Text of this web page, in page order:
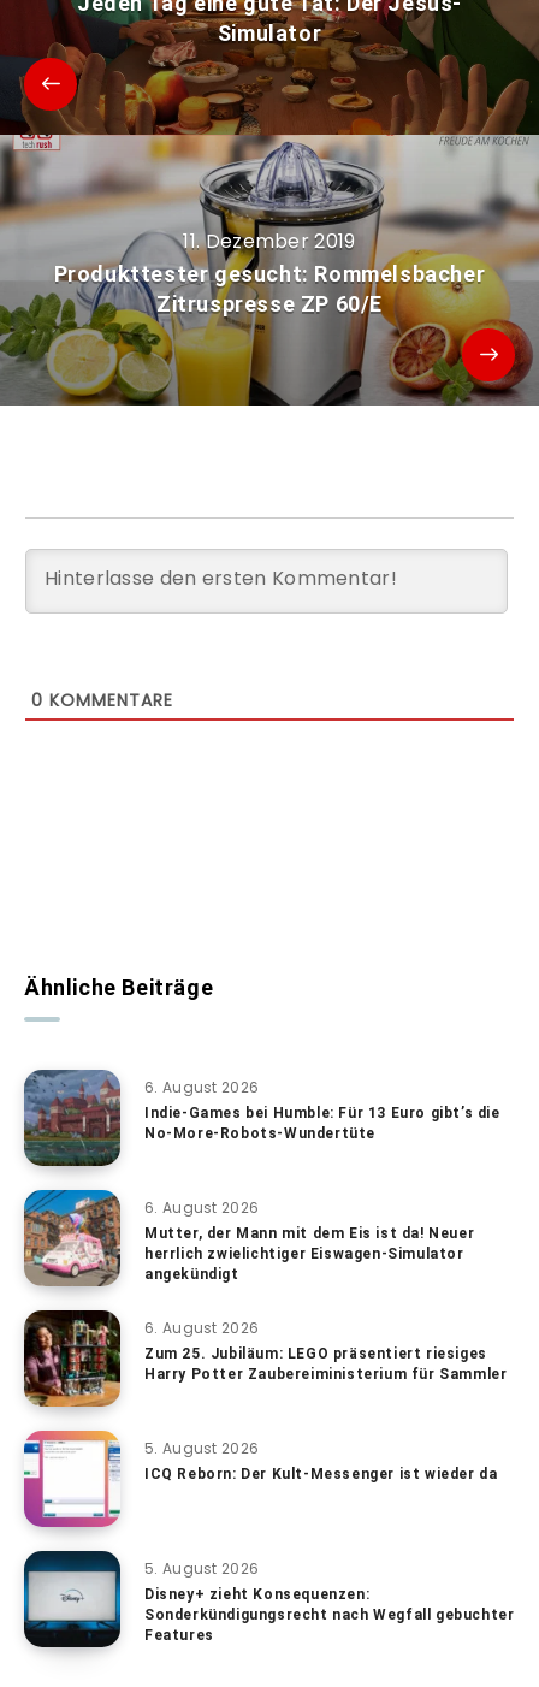
Simulator
11. Dezember 2019
Produkttester gesucht: Rommelsbacher
Zitruspresse ZP 60/E
0 KOMMENTARE
Ähnliche Beiträge
6. August 2026
Indie-Games bei Humble: Für 13 Euro gibt’s die
No-More-Robots-Wundertüte
6. August 2026
Mutter, der Mann mit dem Eis ist da! Neuer
herrlich zwielichtiger Eiswagen-Simulator
angekündigt
6. August 2026
Zum 25. Jubiläum: LEGO präsentiert riesiges
Harry Potter Zaubereiministerium für Sammler
5. August 2026
ICQ Reborn: Der Kult-Messenger ist wieder da
5. August 2026
Disney+ zieht Konsequenzen:
Sonderkündigungsrecht nach Wegfall gebuchter
Features